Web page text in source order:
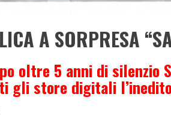
A SORPRESA
oltre 5 anni di silenzio
store digitali l’inedito